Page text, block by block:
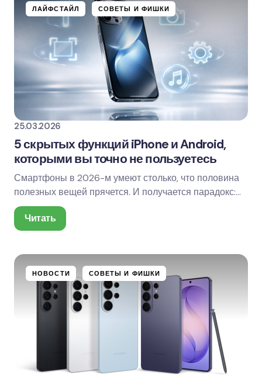
ЛАЙФСТАЙЛ СОВЕТЫ И ФИШКИ
25.03.2026
5 скрытых функций iPhone и Android,
которыми вы точно не пользуетесь
Смартфоны в 2026-м умеют столько, что половина
полезных вещей прячется. И получается парадокс:
телефон мощный, дорогой, умный — а используется…
Читать
НОВОСТИ СОВЕТЫ И ФИШКИ